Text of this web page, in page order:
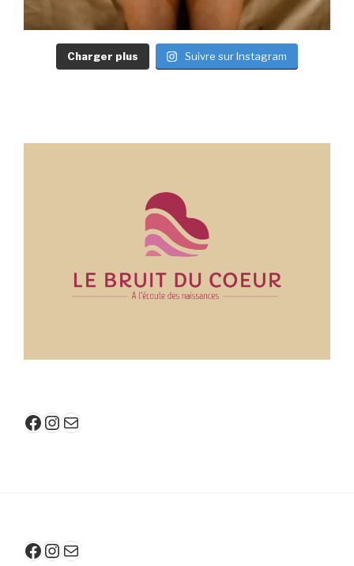
Charger plus Suivre sur Instagram
Facebook
Instagram
E-mail
Facebook
Instagram
E-mail